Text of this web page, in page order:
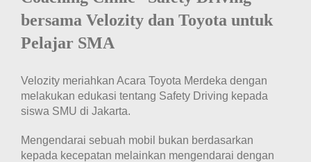
bersama Velozity dan Toyota untuk
Pelajar SMA
Velozity meriahkan Acara Toyota Merdeka dengan
melakukan edukasi tentang Safety Driving kepada
siswa SMU di Jakarta.
Mengendarai sebuah mobil bukan berdasarkan
kepada kecepatan melainkan mengendarai dengan